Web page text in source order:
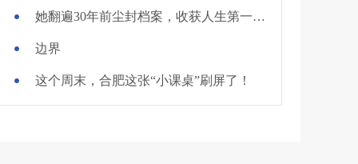
她翻遍30年前尘封档案，收获人生第一面锦旗
边界
这个周末，合肥这张“小课桌”刷屏了！